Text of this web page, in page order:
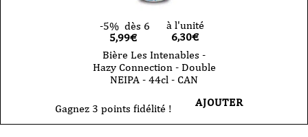
-5% dès 6
5,99€
à l'unité
6,30€
Bière Les Intenables -
Hazy Connection - Double
NEIPA - 44cl - CAN
Gagnez 3 points fidélité ! AJOUTER